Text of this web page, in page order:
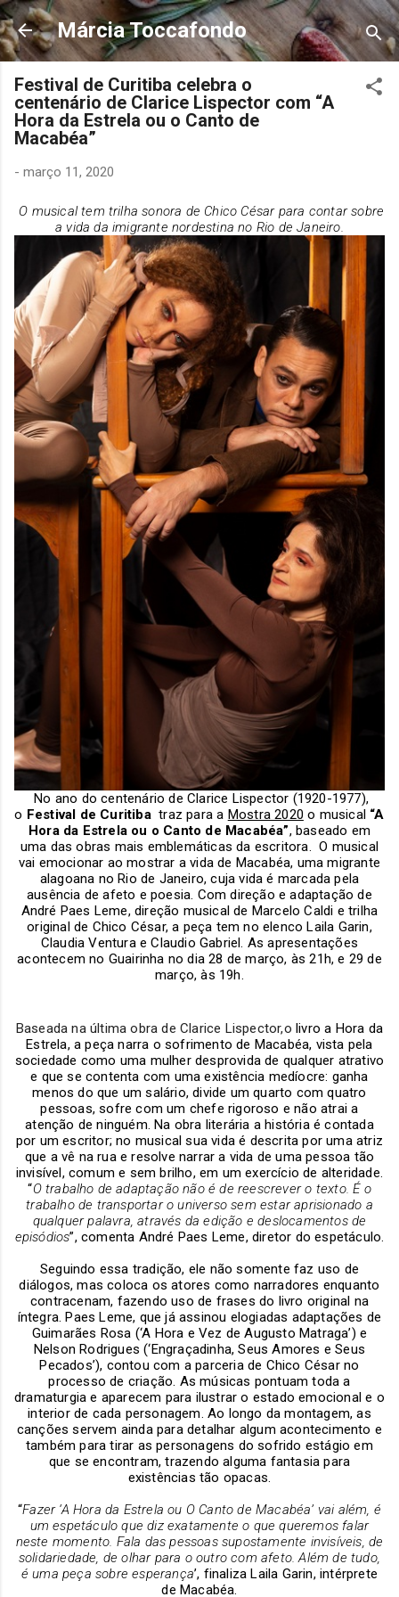
Pular para o conteúdo principal
Márcia Toccafondo
Festival de Curitiba celebra o
centenário de Clarice Lispector com “A
Hora da Estrela ou o Canto de
Macabéa”
- março 11, 2020
O musical tem trilha sonora de Chico César para contar sobre
a vida da imigrante nordestina no Rio de Janeiro.
No ano do centenário de Clarice Lispector (1920-1977),
o Festival de Curitibatraz para a Mostra 2020 o musical “A
Hora da Estrela ou o Canto de Macabéa”, baseado em
uma das obras mais emblemáticas da escritora. O musical
vai emocionar ao mostrar a vida de Macabéa, uma migrante
alagoana no Rio de Janeiro, cuja vida é marcada pela
ausência de afeto e poesia. Com direção e adaptação de
André Paes Leme, direção musical de Marcelo Caldi e trilha
original de Chico César, a peça tem no elenco Laila Garin,
Claudia Ventura e Claudio Gabriel. As apresentações
acontecem no Guairinha no dia 28 de março, às 21h, e 29 de
março, às 19h.
Baseada na última obra de Clarice Lispector,o livro a Hora da
Estrela, a peça narra o sofrimento de Macabéa, vista pela
sociedade como uma mulher desprovida de qualquer atrativo
e que se contenta com uma existência medíocre: ganha
menos do que um salário, divide um quarto com quatro
pessoas, sofre com um chefe rigoroso e não atrai a
atenção de ninguém. Na obra literária a história é contada
por um escritor; no musical sua vida é descrita por uma atriz
que a vê na rua e resolve narrar a vida de uma pessoa tão
invisível, comum e sem brilho, em um exercício de alteridade.
“O trabalho de adaptação não é de reescrever o texto. É o
trabalho de transportar o universo sem estar aprisionado a
qualquer palavra, através da edição e deslocamentos de
episódios”, comenta André Paes Leme, diretor do espetáculo.
Seguindo essa tradição, ele não somente faz uso de
diálogos, mas coloca os atores como narradores enquanto
contracenam, fazendo uso de frases do livro original na
íntegra. Paes Leme, que já assinou elogiadas adaptações de
Guimarães Rosa (‘A Hora e Vez de Augusto Matraga’) e
Nelson Rodrigues (‘Engraçadinha, Seus Amores e Seus
Pecados’), contou com a parceria de Chico César no
processo de criação. As músicas pontuam toda a
dramaturgia e aparecem para ilustrar o estado emocional e o
interior de cada personagem. Ao longo da montagem, as
canções servem ainda para detalhar algum acontecimento e
também para tirar as personagens do sofrido estágio em
que se encontram, trazendo alguma fantasia para
existências tão opacas.
“Fazer ‘A Hora da Estrela ou O Canto de Macabéa’ vai além, é
um espetáculo que diz exatamente o que queremos falar
neste momento. Fala das pessoas supostamente invisíveis, de
solidariedade, de olhar para o outro com afeto. Além de tudo,
é uma peça sobre esperança’, finaliza Laila Garin, intérprete
de Macabéa.